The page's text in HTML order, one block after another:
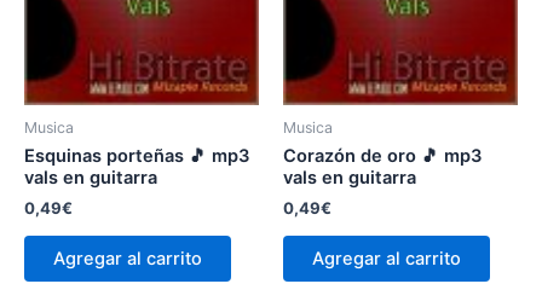
Musica
Esquinas porteñas 🎵 mp3
vals en guitarra
0,49€
Agregar al carrito
Musica
Corazón de oro 🎵 mp3
vals en guitarra
0,49€
Agregar al carrito